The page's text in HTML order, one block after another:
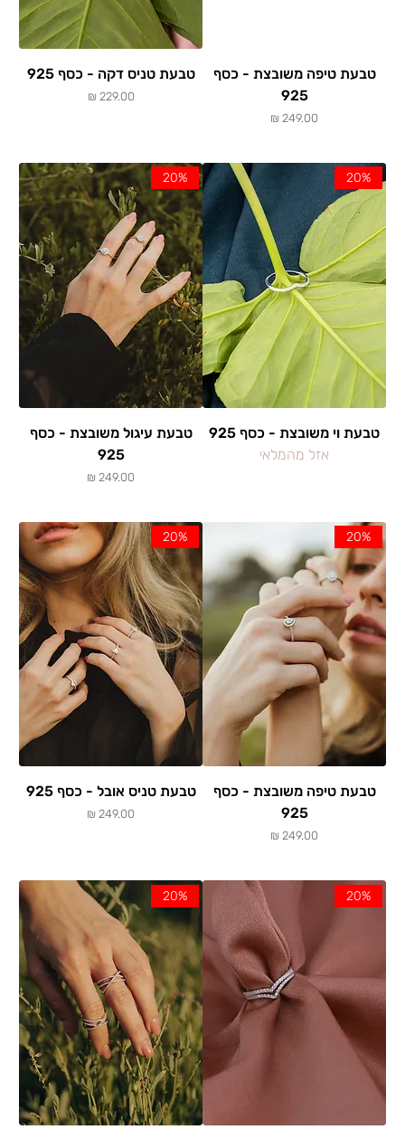
טבעת טיפה משובצת - כסף
925
מחיר
טבעת טניס דקה - כסף 925
מחיר
20%
טבעת וי משובצת - כסף 925
אזל מהמלאי
20%
טבעת עיגול משובצת - כסף
925
מחיר
20%
טבעת טיפה משובצת - כסף
925
מחיר
20%
טבעת טניס אובל - כסף 925
מחיר
20%
20%